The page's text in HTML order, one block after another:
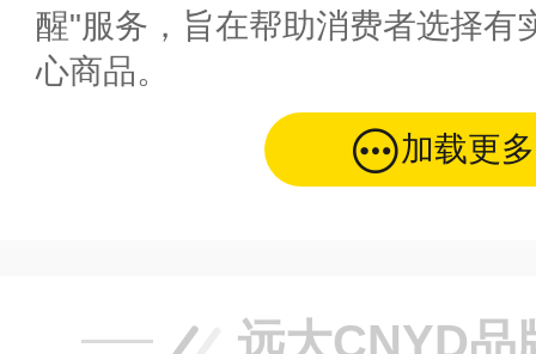
醒"服务，旨在帮助消费者选择有
心商品。
加载更多
远大CNYD品